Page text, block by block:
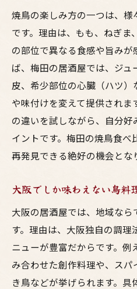
焼鳥の楽しみ方の一つは、様
です。理由は、もも、ねぎま
の部位で異なる食感や旨みが
ば、梅田の居酒屋では、ジ
皮、希少部位の心臓（ハツ
や味付けを変えて提供されま
の違いを試しながら、自分
イントです。梅田の焼鳥食べ
再発見できる絶好の機会とな
大阪でしか味わえない鳥料
大阪の居酒屋では、地域な
す。理由は、大阪独自の調
ニューが豊富だからです。例
み合わせた創作料理や、ス
き鳥などが挙げられます。具